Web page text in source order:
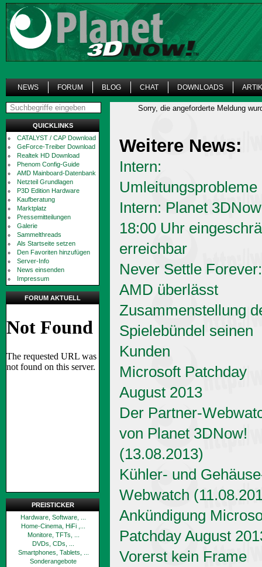
NEWS FORUM BLOG CHAT DOWNLOADS
QUICKLINKS
CATALYST / CAP Download
GeForce-Treiber Download
Realtek HD Download
Phenom Config-Guide
AMD Mainboard-Datenbank
Netzteil Grundlagen
P3D Edition Hardware
Kaufberatung
Marktplatz
Pressemitteilungen
Galerie
Sammelthreads
Als Startseite setzen
Den Favoriten hinzufügen
Server-Info
News einsenden
Impressum
FORUM AKTUELL
PREISTICKER
Hardware, Software, ...
Home-Cinema, HiFi ,...
Monitore, TFTs, ...
DVDs, CDs, ...
Smartphones, Tablets, ...
Sonderangebote
Sorry, die angeforderte Meldung
Weitere News:
Intern:
Umleitungsprobleme
Intern: Planet
18:00 Uhr
erreichbar
Never Settle Forever:
AMD überlässt
Zusammenstellung
Spielebündel seinen
Kunden
Microsoft Patchday
August 2013
Der Partner-
von Planet 3DNow!
(13.08.2013)
Kühler- und
Webwatch
Ankündigung
Patchday August
Vorerst kein Frame